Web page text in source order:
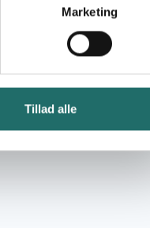
Marketing
Tillad alle